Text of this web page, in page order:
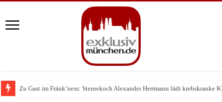
Zu Gast im Fränk’ness: Sternekoch Alexander Herrmann lädt krebskranke
Warum München gerade zum Treffpunkt der Lingerie-Branche wurde